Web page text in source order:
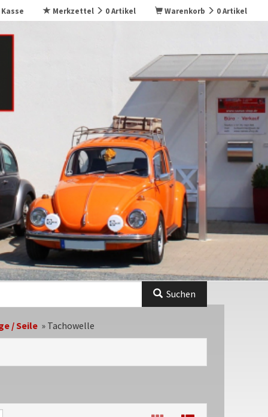
Kasse Merkzettel 0Artikel Warenkorb 0Artikel
Suchen
/ Seile» Tachowelle